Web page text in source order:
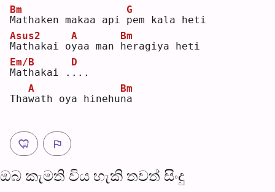
M
Bm
athaken makaa api p
G
em kala heti
M
Asus2
athakai oy
A
aa man h
Bm
eragiya heti
M
Em/B
athakai . .
D
..
Thaw
A
ath oya hinehun
Bm
a
ඔබ කැමති විය හැ​කි තව​ත් සිංදු